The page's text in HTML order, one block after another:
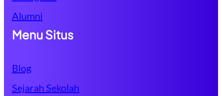
Alumni
Menu Situs
Blog
Sejarah Sekolah